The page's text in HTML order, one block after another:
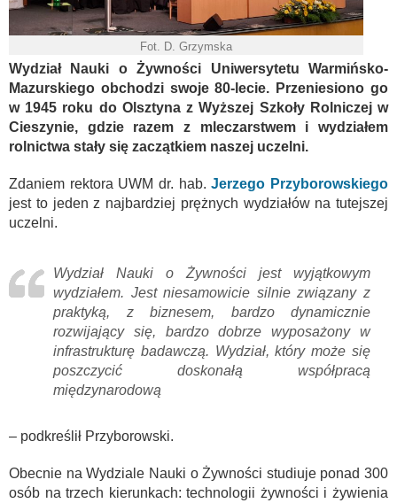
Fot. D. Grzymska
Wydział Nauki o Żywności Uniwersytetu Warmińsko-
Mazurskiego obchodzi swoje 80-lecie. Przeniesiono go
w 1945 roku do Olsztyna z Wyższej Szkoły Rolniczej w
Cieszynie, gdzie razem z mleczarstwem i wydziałem
rolnictwa stały się zaczątkiem naszej uczelni.
Zdaniem rektora UWM dr. hab.Jerzego Przyborowskiego
jest to jeden z najbardziej prężnych wydziałów na tutejszej
uczelni.
Wydział Nauki o Żywności jest wyjątkowym
wydziałem. Jest niesamowicie silnie związany z
praktyką, z biznesem, bardzo dynamicznie
rozwijający się, bardzo dobrze wyposażony w
infrastrukturę badawczą. Wydział, który może się
poszczycić doskonałą współpracą
międzynarodową
– podkreślił Przyborowski.
Obecnie na Wydziale Nauki o Żywności studiuje ponad 300
osób na trzech kierunkach: technologii żywności i żywienia